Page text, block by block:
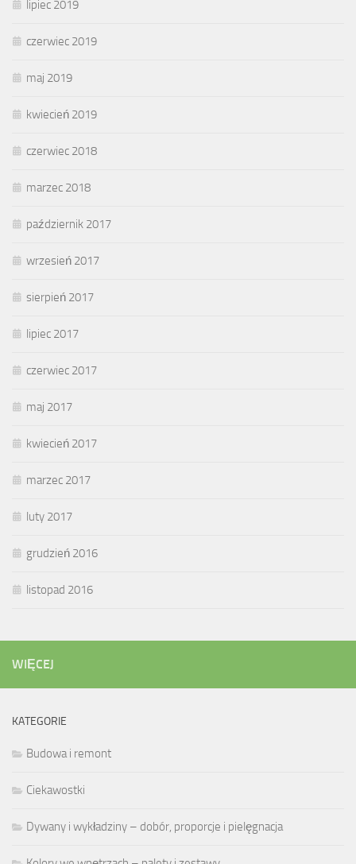
lipiec 2019
czerwiec 2019
maj 2019
kwiecień 2019
czerwiec 2018
marzec 2018
październik 2017
wrzesień 2017
sierpień 2017
lipiec 2017
czerwiec 2017
maj 2017
kwiecień 2017
marzec 2017
luty 2017
grudzień 2016
listopad 2016
WIĘCEJ
KATEGORIE
Budowa i remont
Ciekawostki
Dywany i wykładziny – dobór, proporcje i pielęgnacja